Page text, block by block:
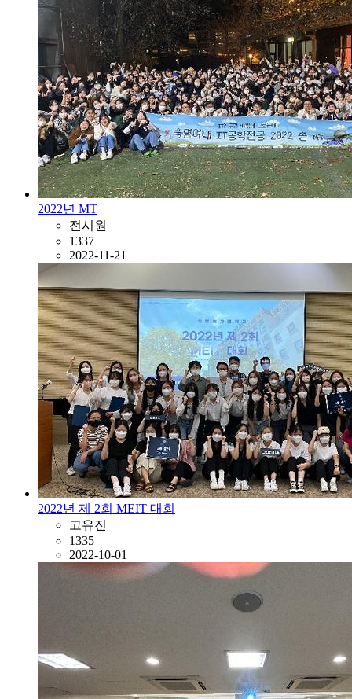
2022년 MT
전시원
1337
2022-11-21
2022년 제 2회 MEIT 대회
고유진
1335
2022-10-01